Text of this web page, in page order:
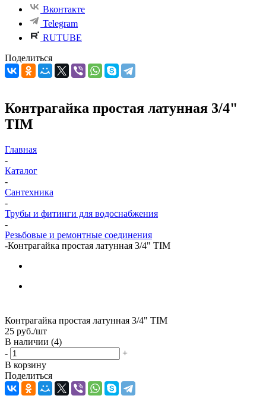
Вконтакте
Telegram
RUTUBE
Поделиться
Контрагайка простая латунная 3/4"
TIM
Главная
-
Каталог
-
Сантехника
-
Трубы и фитинги для водоснабжения
-
Резьбовые и ремонтные соединения
-Контрагайка простая латунная 3/4" TIM
Контрагайка простая латунная 3/4" TIM
25 руб./шт
В наличии (4)
-
+
В корзину
Поделиться